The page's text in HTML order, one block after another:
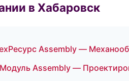
в Хабаровск
Assembly —
Assembly —